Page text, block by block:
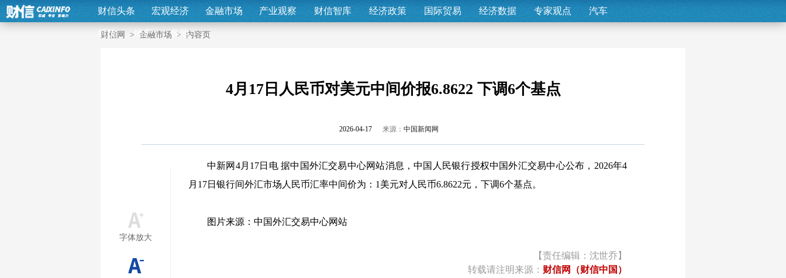
财信头条 宏观经济 金融市场 产业观察 财信智库 经济政策 国际贸易 经济数据 专家观点 汽车
科技 地产 各地
财信网 > 金融市场 > 内容页
4月17日人民币对美元中间价报6.8622 下调6个基点
2026-04-17 来源： 中国新闻网
字体放大
中新网4月17日电 据中国外汇交易中心网站消息，中国人民银行授权中国外汇交易中心公布，2026年4
月17日银行间外汇市场人民币汇率中间价为：1美元对人民币6.8622元，下调6个基点。
图片来源：中国外汇交易中心网站
【责任编辑：沈世乔】
转载请注明来源： 财信网（财信中国）